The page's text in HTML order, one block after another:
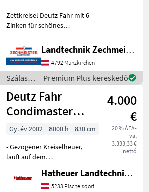
Zettkreisel Deutz Fahr mit 6
Zinken für schönes
rendkezelő, Védőkorlát
Szálastakarmány
betakarítók Rendkezelő
Landtechnik Zechmeister GmbH & Co KG
4792 Münzkirchen
Szálastakarmány
betakarítók
/ Deutz
Fahr
Premium Plus kereskedő
Deutz Fahr
Condimaster
8331
4.000
€
20 % ÁFA-
val
3.333,33 €
nettó
Gy. év 2002 8000 h
830 cm
- Gezogener Kreiselheuer,
läuft auf dem
Hubkraftbedarf. - Doppel-U-
Profilrahmen.
Hatheuer Landtechnik GmbH & Co.KG.
5233 Pischelsdorf